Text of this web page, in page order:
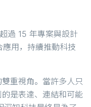
過 15 年專案與設計
用，持續推動科技
重視角。當許多人只
是表達、連結和可能